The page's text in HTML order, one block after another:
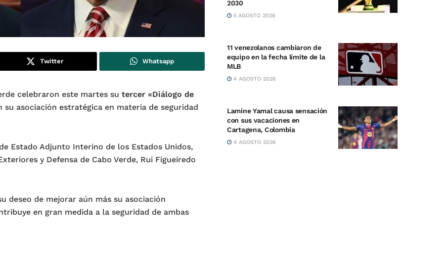
Twitter Whatsapp
celebraron este martes su tercer «Diálogo de
asociación estratégica en materia de seguridad
Estado Adjunto Interino de los Estados Unidos,
y Defensa de Cabo Verde, Rui Figueiredo
deseo de mejorar aún más su asociación
en gran medida a la seguridad de ambas
2030
5 AGOSTO 2026
11 venezolanos cambiaron de
equipo en la fecha límite de la
MLB
4 AGOSTO 2026
Lamine Yamal causa sensación
con sus vacaciones en
Cartagena, Colombia
4 AGOSTO 2026